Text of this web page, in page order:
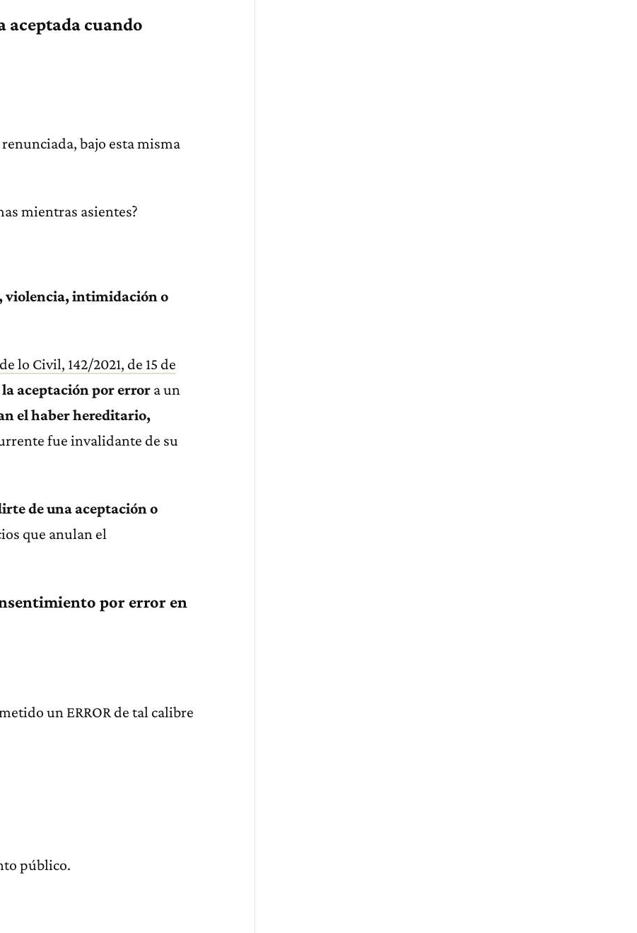
aceptada cuando
bajo esta misma
mientras asientes?
violencia, intimidación o
lo Civil, 142/2021, de 15 de
aceptación por error a un
el haber hereditario,
fue invalidante de su
de una aceptación o
que anulan el
por error en
un ERROR de tal calibre
público.